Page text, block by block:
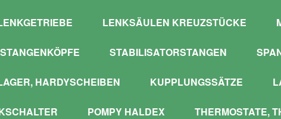
LENKSÄULEN KREUZSTÜCKE
STABILISATORSTANGEN
HARDYSCHEIBEN KUPPLUNGSSÄTZE
POMPY HALDEX THERMOSTATE,